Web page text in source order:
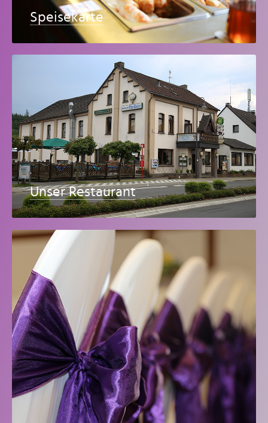
Speisekarte
Unser Restaurant